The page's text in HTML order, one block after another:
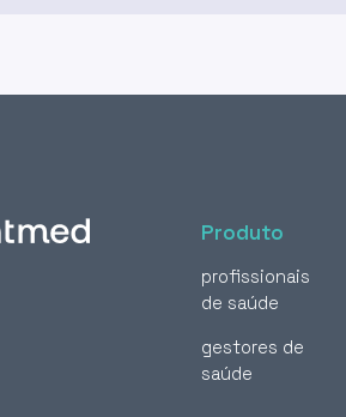
Produto
profissionais
de saúde
gestores de
saúde